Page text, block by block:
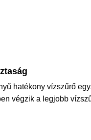
hatékony vízszűrő
végzik a legjobb